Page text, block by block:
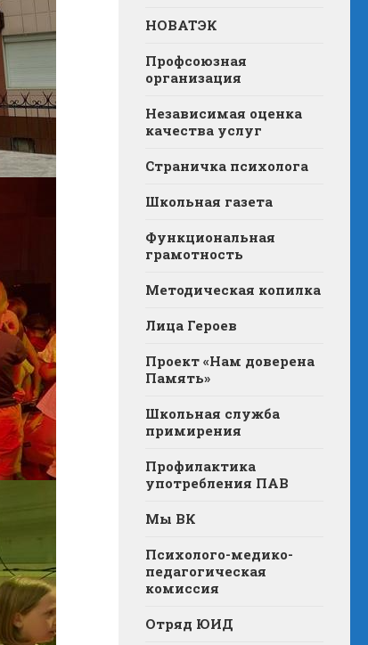
НОВАТЭК
Профсоюзная
организация
Независимая оценка
качества услуг
Страничка психолога
Школьная газета
Функциональная
грамотность
Методическая копилка
Лица Героев
Проект «Нам доверена
Память»
Школьная служба
примирения
Профилактика
употребления ПАВ
Мы ВК
Психолого-медико-
педагогическая
комиссия
Отряд ЮИД